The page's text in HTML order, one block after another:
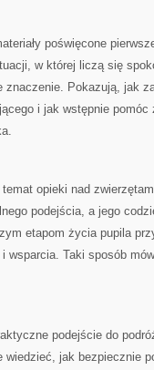
poświęcone
w której liczą się
Pokazują, jak
i jak wstępnie pomóc
opieki nad
podejścia, a jego
etapom życia pupila
wsparcia. Taki sposób
podejście do
wiedzieć, jak bezpiecznie